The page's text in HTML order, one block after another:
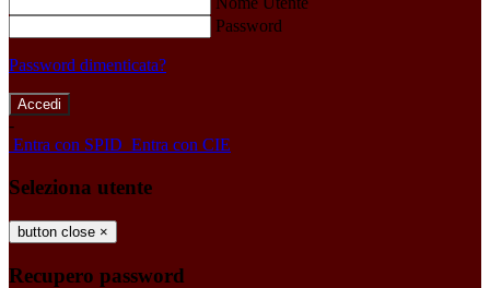
Password
Password dimenticata?
-
Entra con SPID Entra con CIE
Seleziona utente
button close ×
Recupero password